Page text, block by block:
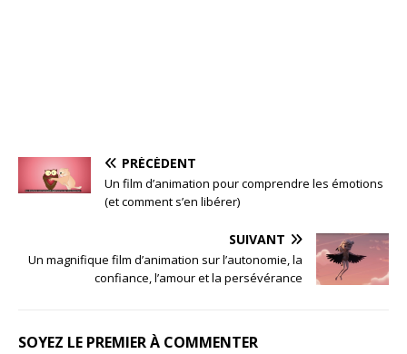
PRÉCÉDENT
Un film d’animation pour comprendre les émotions
(et comment s’en libérer)
SUIVANT
Un magnifique film d’animation sur l’autonomie, la
confiance, l’amour et la persévérance
SOYEZ LE PREMIER À COMMENTER